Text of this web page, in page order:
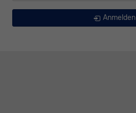
Anmelden